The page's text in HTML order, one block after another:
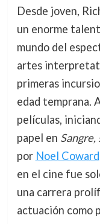
Desde joven,
un enorme
mundo del
artes
primeras
edad temprana.
películas,
papel en Sangre,
por Noel Coward
en el cine fue
una carrera
actuación como